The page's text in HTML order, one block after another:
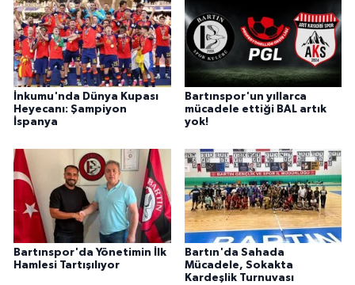
İnkumu'nda Dünya Kupası
Heyecanı: Şampiyon
İspanya
Bartınspor'un yıllarca
mücadele ettiği BAL artık
yok!
Bartınspor'da Yönetimin İlk
Hamlesi Tartışılıyor
Bartın'da Sahada
Mücadele, Sokakta
Kardeşlik Turnuvası